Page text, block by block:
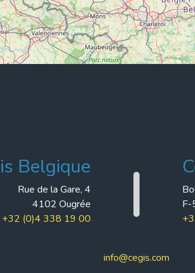
Belgique
Rue de la Gare, 4
4102 Ougrée
+32 (0)4 338 19 00
F-
info@cegis.com